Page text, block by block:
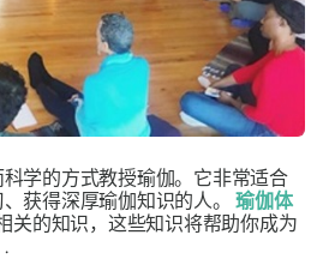
学的方式教授瑜伽。它非常适合
获得深厚瑜伽知识的人。瑜伽体
关的知识，这些知识将帮助你成为